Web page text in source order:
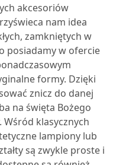
akcesoriów
nam idea
zamkniętych w
posiadamy w ofercie
formy. Dzięki
znicz do danej
na święta Bożego
Wśród klasycznych
lampiony lub
są zwykle proste i